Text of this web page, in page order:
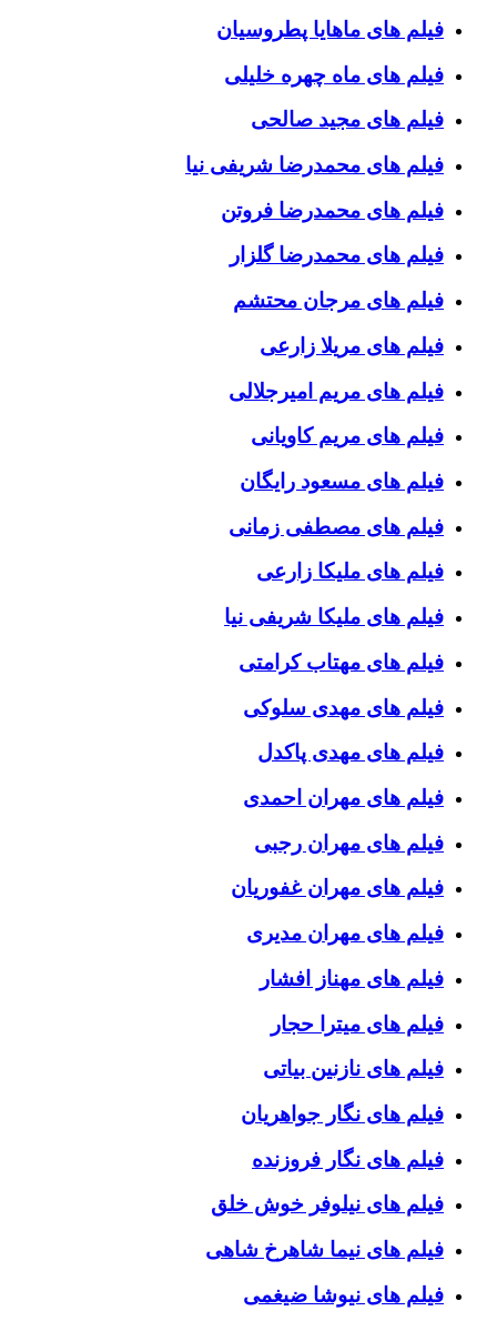
فیلم های ماهایا پطروسیان
فیلم های ماه چهره خلیلی
فیلم های مجید صالحی
فیلم های محمدرضا شریفی نیا
فیلم های محمدرضا فروتن
فیلم های محمدرضا گلزار
فیلم های مرجان محتشم
فیلم های مریلا زارعی
فیلم های مریم امیرجلالی
فیلم های مریم کاویانی
فیلم های مسعود رایگان
فیلم های مصطفی زمانی
فیلم های ملیکا زارعی
فیلم های ملیکا شریفی نیا
فیلم های مهتاب کرامتی
فیلم های مهدی سلوکی
فیلم های مهدی پاکدل
فیلم های مهران احمدی
فیلم های مهران رجبی
فیلم های مهران غفوریان
فیلم های مهران مدیری
فیلم های مهناز افشار
فیلم های میترا حجار
فیلم های نازنین بیاتی
فیلم های نگار جواهریان
فیلم های نگار فروزنده
فیلم های نیلوفر خوش خلق
فیلم های نیما شاهرخ شاهی
فیلم های نیوشا ضیغمی